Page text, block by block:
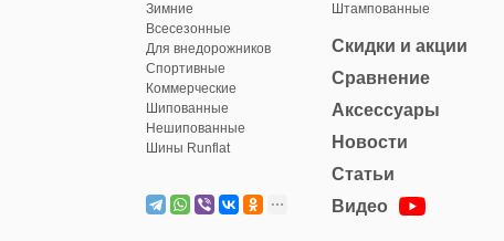
Зимние
Всесезонные
Для внедорожников
Спортивные
Коммерческие
Шипованные
Нешипованные
Шины Runflat
Штампованные
Скидки и акции
Сравнение
Аксессуары
Новости
Статьи
Видео